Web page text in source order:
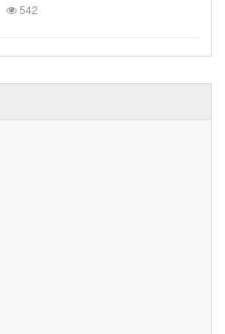
542